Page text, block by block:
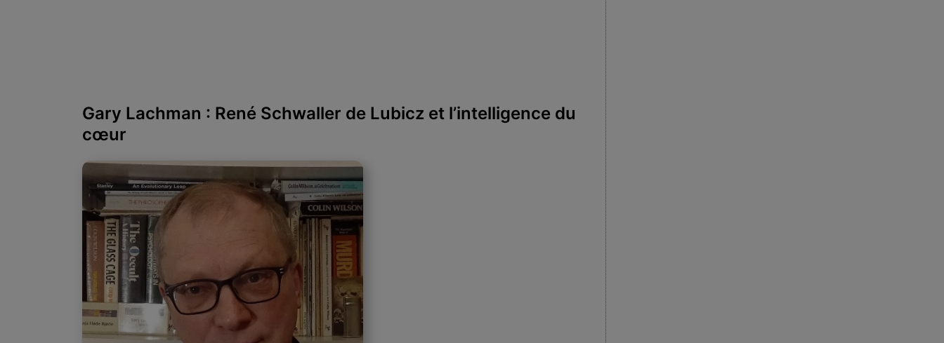
Gary Lachman : René Schwaller de Lubicz et l’intelligence du
cœur